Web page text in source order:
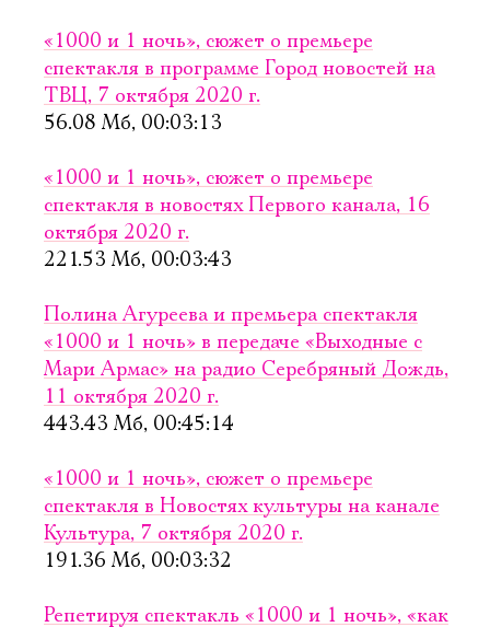
«1000 и 1 ночь», сюжет о премьере
спектакля в программе Город новостей на
ТВЦ, 7 октября 2020 г.
56.08 Мб, 00:03:13
«1000 и 1 ночь», сюжет о премьере
спектакля в новостях Первого канала, 16
октября 2020 г.
221.53 Мб, 00:03:43
Полина Агуреева и премьера спектакля
«1000 и 1 ночь» в передаче «Выходные с
Мари Армас» на радио Серебряный Дождь,
11 октября 2020 г.
443.43 Мб, 00:45:14
«1000 и 1 ночь», сюжет о премьере
спектакля в Новостях культуры на канале
Культура, 7 октября 2020 г.
191.36 Мб, 00:03:32
Репетируя спектакль «1000 и 1 ночь», «как